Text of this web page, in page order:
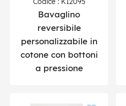
Bavaglino
reversibile
personalizzabile in
cotone con bottoni
a pressione